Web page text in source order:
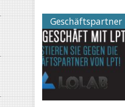
Geschäftspartner